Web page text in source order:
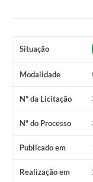
Situação
Modalidade
Nº da Licitação
Nº do Processo
Publicado em
Realização em